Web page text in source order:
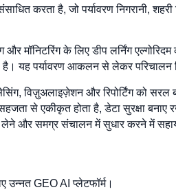
करता है, जो पर्यावरण निगरानी,
मॉनिटरिंग के लिए डीप लर्निंग
यह पर्यावरण आकलन से लेकर परिचालन
विज़ुअलाइज़ेशन और रिपोर्टिंग को
से एकीकृत होता है, डेटा सुरक्षा बनाए
लेने और समग्र संचालन में सुधार करने में
उन्नत GEO AI प्लेटफॉर्म।